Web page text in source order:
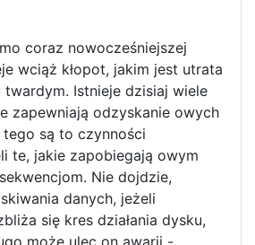
coraz nowocześniejszej
wciąż kłopot, jakim jest utrata
twardym. Istnieje dzisiaj wiele
zapewniają odzyskanie owych
są to czynności
te, jakie zapobiegają owym
Nie dojdzie,
danych, jeżeli
się kres działania dysku,